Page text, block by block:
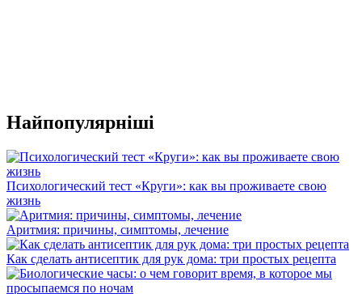
Найпопулярніші
Психологический тест «Круги»: как вы проживаете свою
жизнь
Аритмия: причины, симптомы, лечение
Как сделать антисептик для рук дома: три простых рецепта